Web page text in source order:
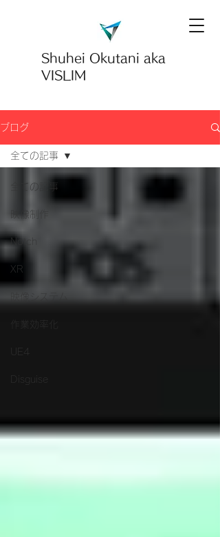
Shuhei Okutani aka
VISLIM
ブログ
全ての記事
映像制作
Notch
XR
作業効率化
Disguise
全ての記事